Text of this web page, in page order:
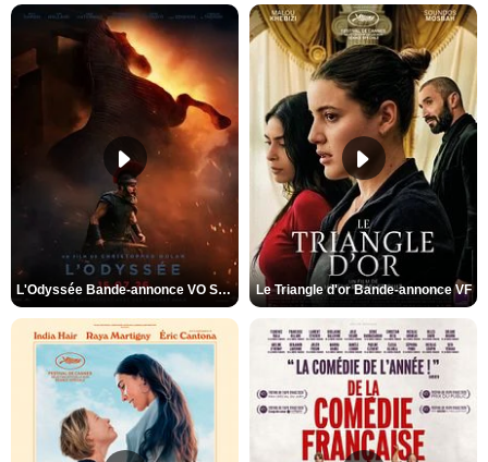
L'Odyssée Bande-annonce VO STFR Le Triangle d'or Bande-annonce VF